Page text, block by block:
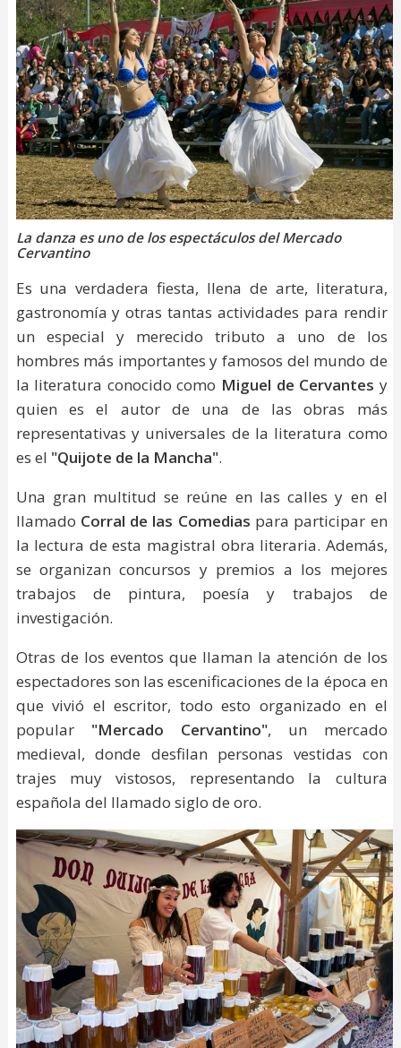
La danza es uno de los espectáculos del Mercado
Cervantino
Es una verdadera fiesta, llena de arte, literatura,
gastronomía y otras tantas actividades para rendir
un especial y merecido tributo a uno de los
hombres más importantes y famosos del mundo de
la literatura conocido como Miguel de Cervantes y
quien es el autor de una de las obras más
representativas y universales de la literatura como
es el "Quijote de la Mancha".
Una gran multitud se reúne en las calles y en el
llamado Corral de las Comedias para participar en
la lectura de esta magistral obra literaria. Además,
se organizan concursos y premios a los mejores
trabajos de pintura, poesía y trabajos de
investigación.
Otras de los eventos que llaman la atención de los
espectadores son las escenificaciones de la época en
que vivió el escritor, todo esto organizado en el
popular "Mercado Cervantino", un mercado
medieval, donde desfilan personas vestidas con
trajes muy vistosos, representando la cultura
española del llamado siglo de oro.